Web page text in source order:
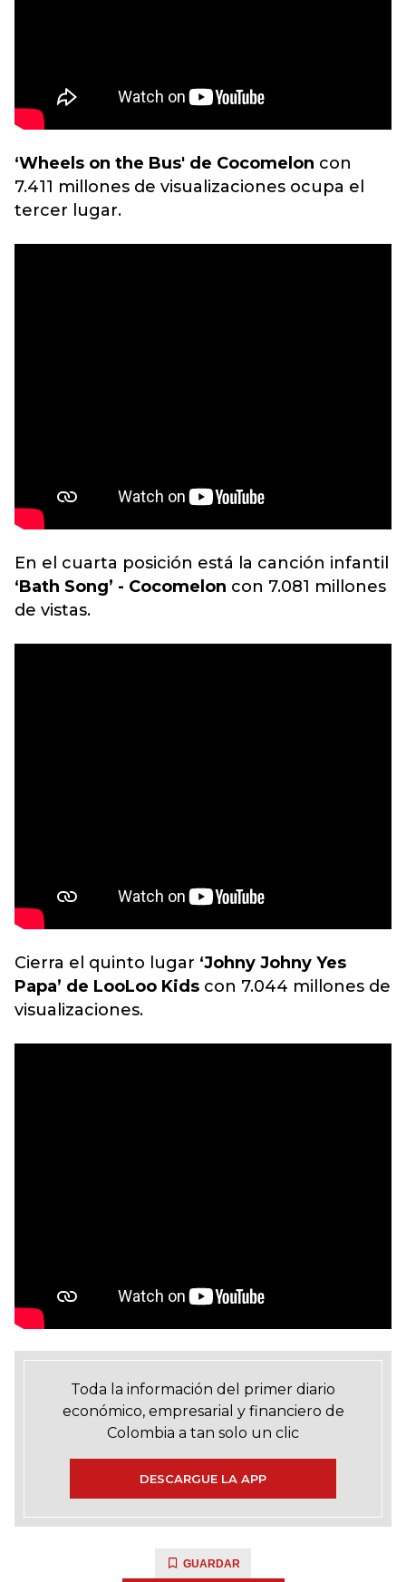
‘Wheels on the Bus' de Cocomelon con
7.411 millones de visualizaciones ocupa el
tercer lugar.
En el cuarta posición está la canción infantil
‘Bath Song’ - Cocomelon con 7.081 millones
de vistas.
Cierra el quinto lugar ‘Johny Johny Yes
Papa’ de LooLoo Kids con 7.044 millones de
visualizaciones.
Toda la información del primer diario
económico, empresarial y financiero de
Colombia a tan solo un clic
DESCARGUE LA APP
GUARDAR